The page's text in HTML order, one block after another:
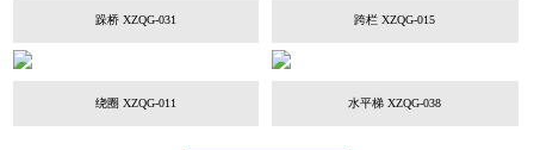
跺桥 XZQG-031 跨栏 XZQG-015
绕圈 XZQG-011 水平梯 XZQG-038